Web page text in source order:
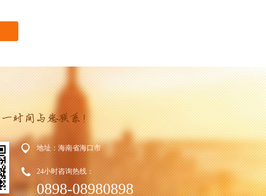
地址： 海南省海口市
24小时咨询热线：
0898-08980898